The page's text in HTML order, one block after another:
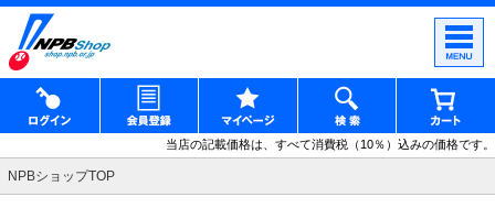
当店の記載価格は、すべて消費税（10％）込みの価格です。
NPBショップTOP